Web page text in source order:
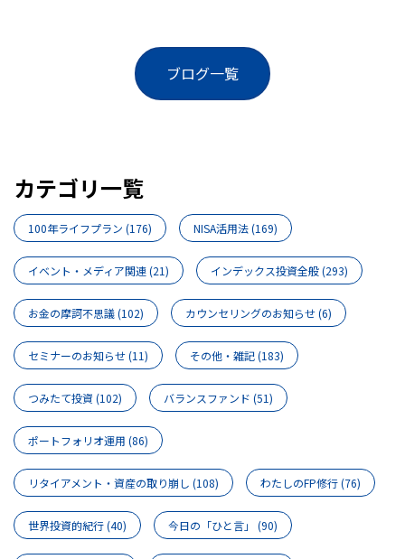
ブログ一覧
カテゴリ一覧
100年ライフプラン (176) NISA活用法(169)
イベント・メディア関連(21) インデックス投資全般(293)
お金の摩訶不思議(102) カウンセリングのお知らせ(6)
セミナーのお知らせ(11) その他・雑記(183)
つみたて投資(102) バランスファンド (51)
ポートフォリオ運用 (86)
リタイアメント・資産の取り崩し (108) わたしのFP修行(76)
世界投資的紀行(40) 今日の「ひと言」 (90)